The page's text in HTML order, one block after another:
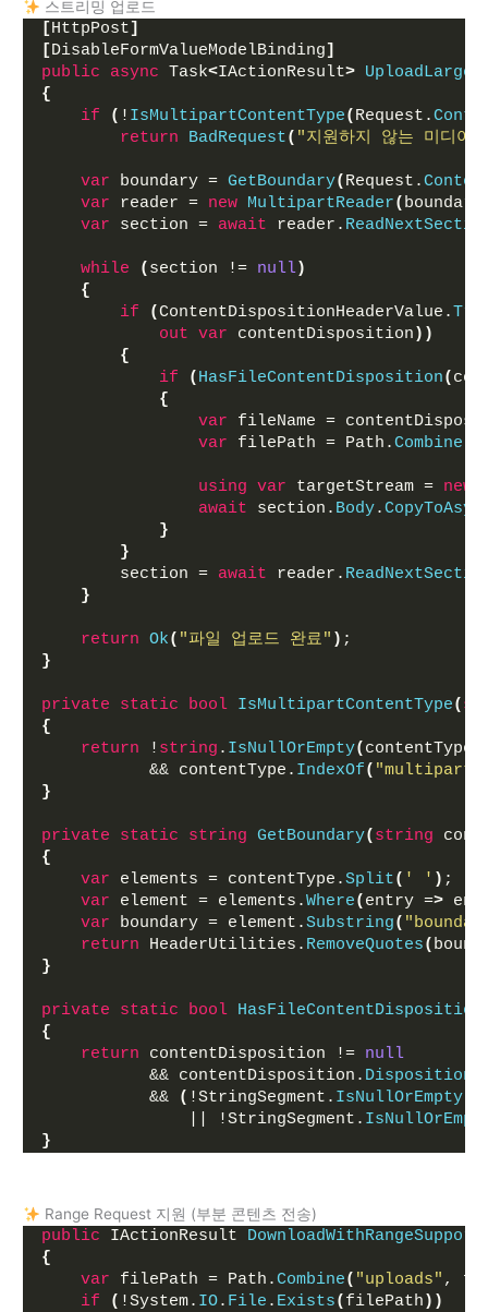
스트리밍 업로드
[HttpPost]
[DisableFormValueModelBinding]
public
async Task<IActionResult>
{
if
( ! IsMultipartContentType( Request.
return
BadRequest( "지원하지 않는 미디어
var boundary = GetBoundary( Request.
var reader = new MultipartReader(
var section = await reader.
while ( section != null)
{
if
(ContentDispositionHeaderValue.
out var contentDisposition ))
{
if
( HasFileContentDisposition(
{
var fileName =
var filePath = Path.Combine
using var targetStream = new
await section. Body.
}
}
        section =
await reader.
}
return Ok( "파일 업로드 완료" ) ;
}
private static bool IsMultipartContentType(
{
return ! string . IsNullOrEmpty( contentType
           && contentType.
IndexOf( "multipart/
}
private static string GetBoundary( string
{
var elements = contentType.Split( ' ' ) ;
var element = elements.Where( entry =>
var boundary = element.Substring(
return HeaderUtilities. RemoveQuotes(
}
private static bool HasFileContentDisposition
{
return contentDisposition != null
           && contentDisposition.
           &&
( !StringSegment. IsNullOrEmpty
               || !StringSegment.
}
Range Request 지원 (부분 콘텐츠 전송)
public IActionResult DownloadWithRangeSupport
{
var filePath = Path.Combine( "uploads" ,
if
( !System. IO. File . Exists( filePath ))